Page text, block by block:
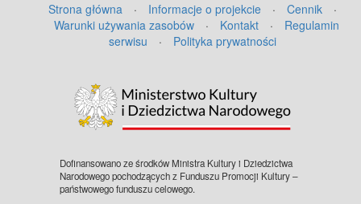
Strona główna · Informacje o projekcie · Cennik
·
Warunki używania zasobów
· Kontakt ·
Regulamin
serwisu
· Polityka prywatności
Dofinansowano ze środków Ministra Kultury i Dziedzictwa
Narodowego pochodzących z Funduszu Promocji Kultury –
państwowego funduszu celowego.